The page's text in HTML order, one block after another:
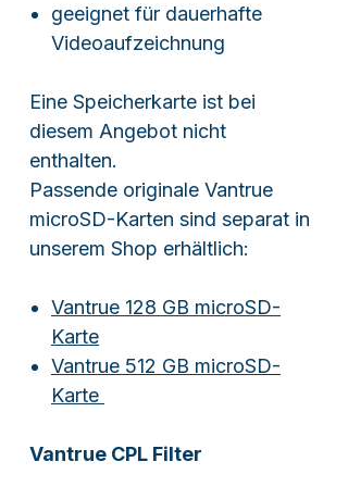
geeignet für dauerhafte
Videoaufzeichnung
Eine Speicherkarte ist bei
diesem Angebot nicht
enthalten.
Passende originale Vantrue
microSD-Karten sind separat in
unserem Shop erhältlich:
Vantrue 128 GB microSD-
Karte
Vantrue 512 GB microSD-
Karte
Vantrue CPL Filter